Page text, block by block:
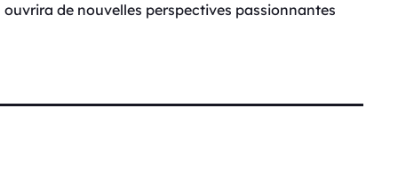
de nouvelles perspectives passionnantes